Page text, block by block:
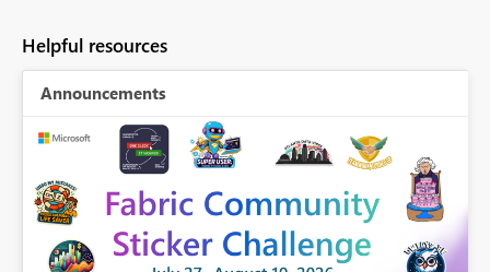
Helpful resources
Announcements